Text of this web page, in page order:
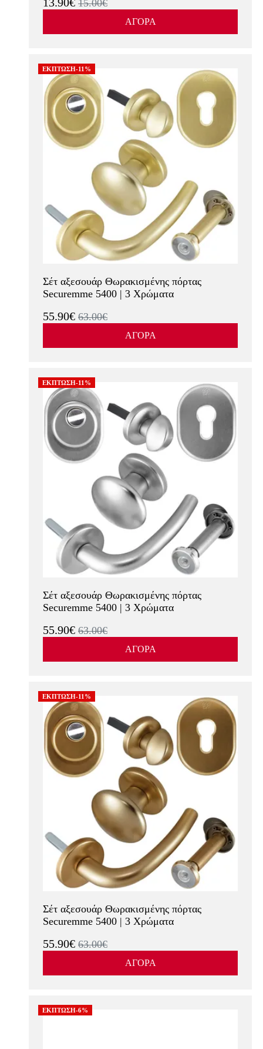
15.00€
ΑΓΟΡΑ
ΕΚΠΤΩΣΗ-11%
Σέτ αξεσουάρ Θωρακισμένης πόρτας
Securemme 5400 | 3 Χρώματα
55.90€ 63.00€
ΑΓΟΡΑ
ΕΚΠΤΩΣΗ-11%
Σέτ αξεσουάρ Θωρακισμένης πόρτας
Securemme 5400 | 3 Χρώματα
55.90€ 63.00€
ΑΓΟΡΑ
ΕΚΠΤΩΣΗ-11%
Σέτ αξεσουάρ Θωρακισμένης πόρτας
Securemme 5400 | 3 Χρώματα
55.90€ 63.00€
ΑΓΟΡΑ
ΕΚΠΤΩΣΗ-6%